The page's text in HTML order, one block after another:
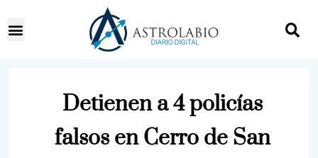
Detienen a 4 policías
falsos en Cerro de San